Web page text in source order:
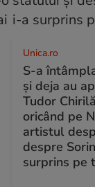
Unica.ro
S-a
și deja au
Tudor
oricând pe
artistul
despre
surprins pe